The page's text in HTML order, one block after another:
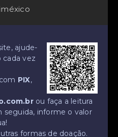
ajude-
cada vez
PIX,
ou faça a leitura
seguida, informe o valor
formas de doação.